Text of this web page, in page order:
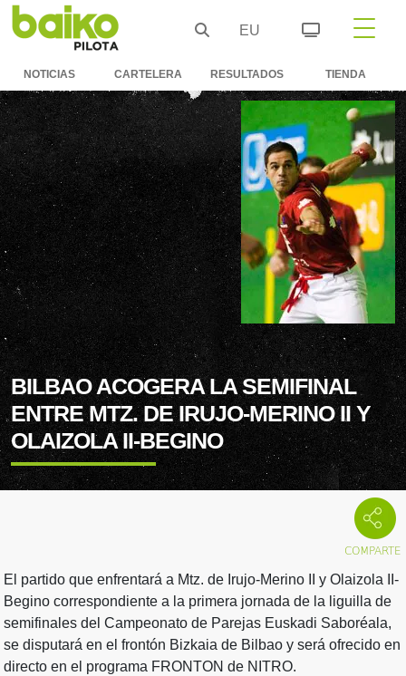
EU
NOTICIAS CARTELERA RESULTADOS TIENDA
BILBAO ACOGERA LA SEMIFINAL
ENTRE MTZ. DE IRUJO-MERINO II Y
OLAIZOLA II-BEGINO
El partido que enfrentará a Mtz. de Irujo-Merino II y Olaizola II-
Begino correspondiente a la primera jornada de la liguilla de
semifinales del Campeonato de Parejas Euskadi Saboréala,
se disputará en el frontón Bizkaia de Bilbao y será ofrecido en
directo en el programa FRONTON de NITRO.